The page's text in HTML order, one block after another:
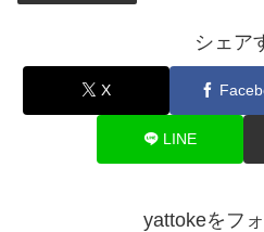
シェア
X
LINE
yattokeをフ